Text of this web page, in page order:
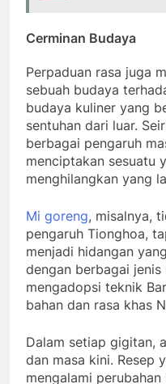
Cerminan Budaya
Perpaduan rasa juga
sebuah budaya
budaya kuliner yang
sentuhan dari luar.
berbagai pengaruh
menciptakan sesuatu
menghilangkan yang
Mi goreng, misalnya,
pengaruh Tionghoa,
menjadi hidangan
dengan berbagai
mengadopsi teknik
bahan dan rasa khas
Dalam setiap gigitan,
dan masa kini. Resep
mengalami